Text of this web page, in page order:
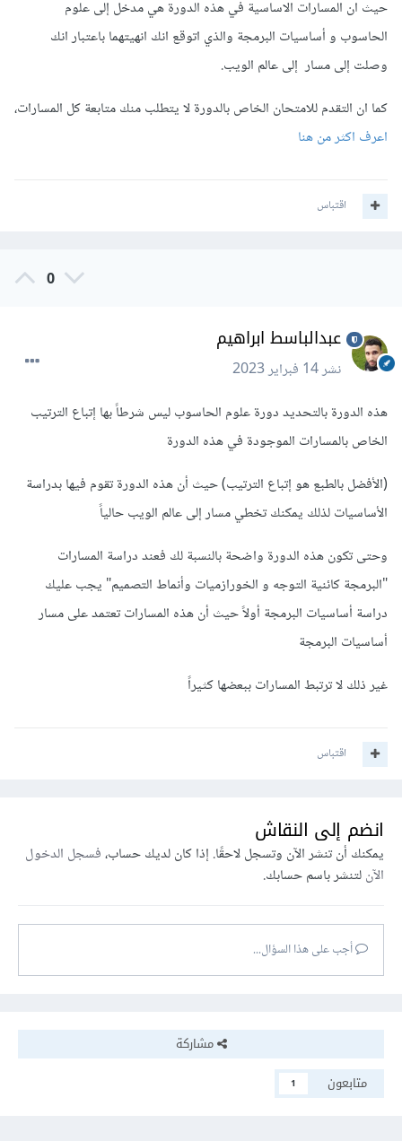
حيث ان المسارات الاساسية في هذه الدورة هي مدخل إلى علوم
الحاسوب و أساسيات البرمجة والذي اتوقع انك انهيتهما باعتبار انك
وصلت إلى مسار إلى عالم الويب.
كما ان التقدم للامتحان الخاص بالدورة لا يتطلب منك متابعة كل المسارات،
اعرف اكثر من هنا
اقتباس
0
عبدالباسط ابراهيم
نشر14 فبراير 2023
هذه الدورة بالتحديد دورة علوم الحاسوب ليس شرطاً بها إتباع الترتيب
الخاص بالمسارات الموجودة في هذه الدورة
(الأفضل بالطبع هو إتباع الترتيب) حيث أن هذه الدورة تقوم فيها بدراسة
الأساسيات لذلك يمكنك تخطي مسار إلى عالم الويب حالياً
وحتى تكون هذه الدورة واضحة بالنسبة لك فعند دراسة المسارات
"البرمجة كائنية التوجه و الخورازميات وأنماط التصميم" يجب عليك
دراسة أساسيات البرمجة أولاً حيث أن هذه المسارات تعتمد على مسار
أساسيات البرمجة
غير ذلك لا ترتبط المسارات ببعضها كثيراً
اقتباس
انضم إلى النقاش
يمكنك أن تنشر الآن وتسجل لاحقًا. إذا كان لديك حساب،فسجل الدخول
الآنلتنشر باسم حسابك.
أجب على هذا السؤال...
مشاركة
متابعون
1